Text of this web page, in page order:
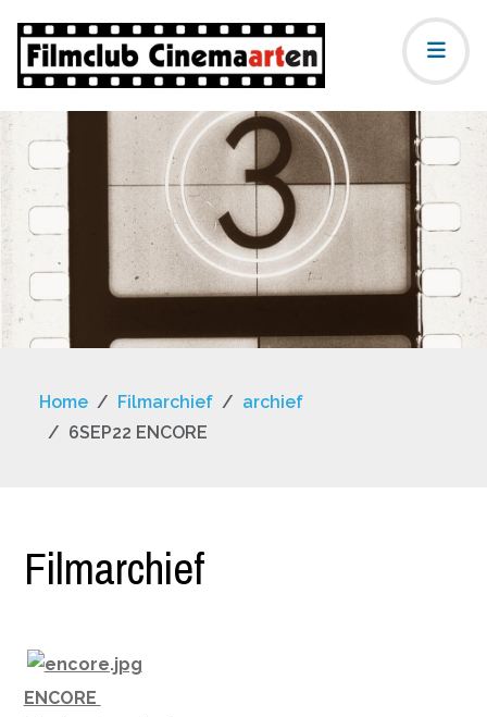
Home Filmarchief
archief
6SEP22 ENCORE
Filmarchief
ENCORE